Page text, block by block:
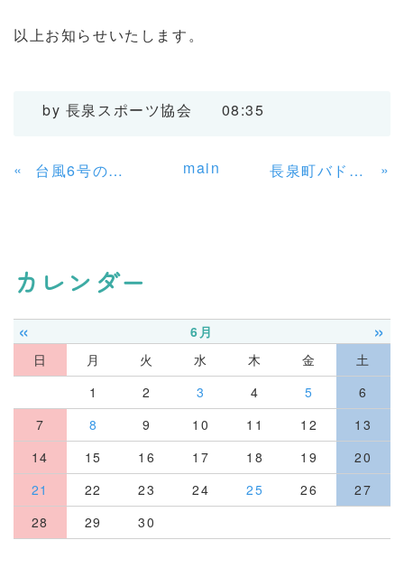
以上お知らせいたします。
by 長泉スポーツ協会 08:35
« 台風6号の影響に伴う、一部教室中止のお知らせ main 長泉町バドミントン協会主催「第19回 長泉町ビギナーズ(初心者)・家族バドミントン大会」のお知らせ »
カレンダー
« 6月 »
日 月 火 水 木 金
土
1
2 3 4 5
6
7
8 9 10 11 12
13
14
15 16 17 18 19
20
21
22 23 24 25 26
27
28
29 30